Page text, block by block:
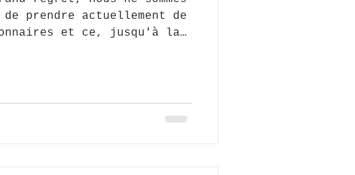
de prendre actuellement de
et ce, jusqu'à la